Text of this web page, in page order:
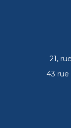
21,
43 rue